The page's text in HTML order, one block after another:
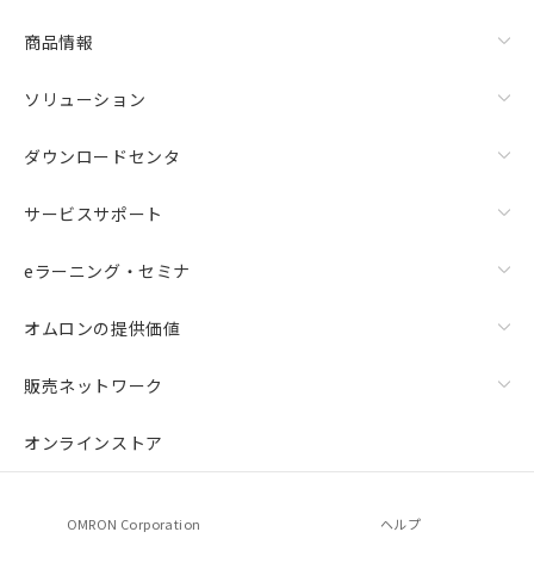
商品情報
ソリューション
ダウンロードセンタ
サービスサポート
eラーニング・セミナ
オムロンの提供価値
販売ネットワーク
オンラインストア
OMRON Corporation ヘルプ